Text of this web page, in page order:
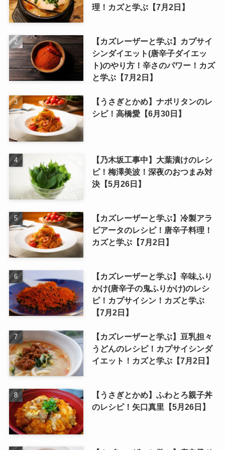
理！カズと学ぶ【7月2日】
【カズレーザーと学ぶ】カプサイ
シンダイエット(唐辛子ダイエッ
ト)のやり方！辛さのパワー！カズ
と学ぶ【7月2日】
【うさぎとかめ】ナポリタンのレ
シピ！高橋愛【6月30日】
【乃木坂工事中】大葉漬けのレシ
ピ！梅澤美波！深夜のおつまみ対
決【5月26日】
【カズレーザーと学ぶ】冷製アラ
ビアータのレシピ！唐辛子料理！
カズと学ぶ【7月2日】
【カズレーザーと学ぶ】辛味ふり
かけ(唐辛子の鬼ふりかけ)のレシ
ピ！カプサイシン！カズと学ぶ
【7月2日】
【カズレーザーと学ぶ】豆乳担々
うどんのレシピ！カプサイシンダ
イエット！カズと学ぶ【7月2日】
【うさぎとかめ】ふわとろ親子丼
のレシピ！矢口真里【5月26日】